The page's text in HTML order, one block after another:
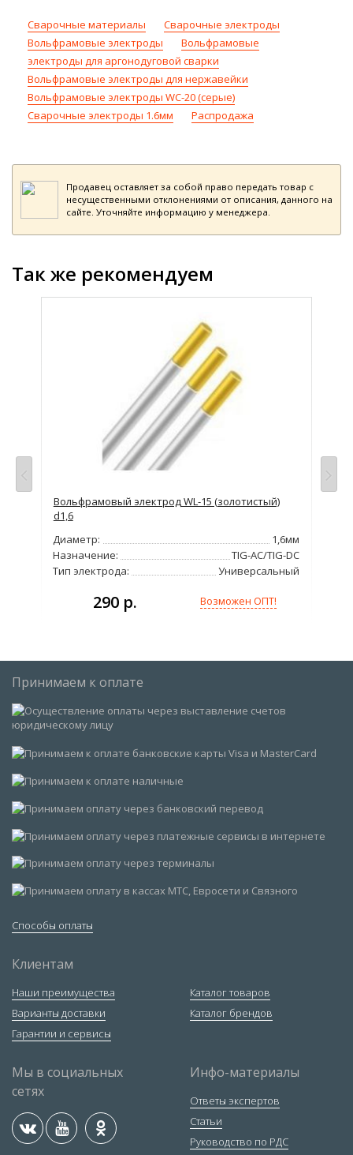
Сварочные материалы
Сварочные электроды
Вольфрамовые электроды
Вольфрамовые
электроды для аргонодуговой сварки
Вольфрамовые электроды для нержавейки
Вольфрамовые электроды WC-20 (серые)
Сварочные электроды 1.6мм
Распродажа
Продавец оставляет за собой право передать товар с
несущественными отклонениями от описания, данного на
сайте. Уточняйте информацию у менеджера.
Так же рекомендуем
Вольфрамовый электрод WL-15 (золотистый)
d1,6
Диаметр:
1,6мм
Назначение:
TIG-AC/TIG-DC
Тип электрода:
Универсальный
290 р. Возможен ОПТ!
Принимаем к оплате
Способы оплаты
Клиентам
Наши преимущества
Варианты доставки
Гарантии и сервисы
Каталог товаров
Каталог брендов
Мы в социальных
сетях
Инфо-материалы
Ответы экспертов
Статьи
Руководство по РДС